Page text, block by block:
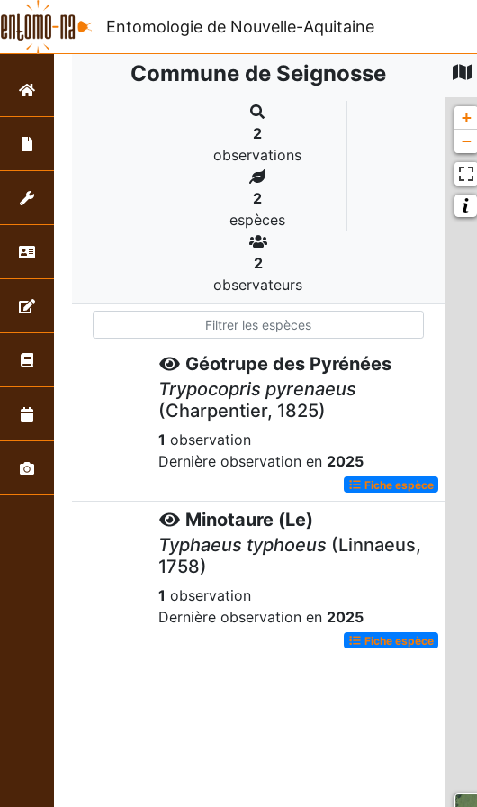
Entomologie de Nouvelle-Aquitaine
Commune de Seignosse
2
observations
2
espèces
2
observateurs
Géotrupe des Pyrénées
Trypocopris pyrenaeus
(Charpentier, 1825)
1 observation
Dernière observation en 2025
Fiche espèce
Minotaure (Le)
Typhaeus typhoeus (Linnaeus,
1758)
1 observation
Dernière observation en 2025
Fiche espèce
+
−